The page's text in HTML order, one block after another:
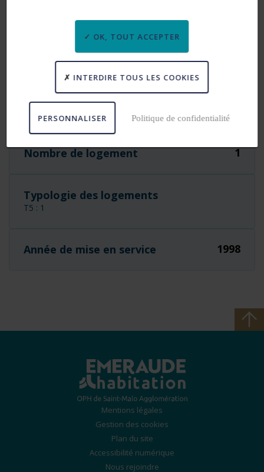
10 rue Saint-Vincent
35400 Saint-Malo
Caractéristiques
Nombre de logement 1
Typologie des logements
T5 : 1
Année de mise en service 1998
Mentions légales
Gestion des cookies
Plan du site
Accessibilité numérique
Nous rejoindre
OK, TOUT ACCEPTER
INTERDIRE TOUS LES COOKIES
PERSONNALISER Politique de confidentialité